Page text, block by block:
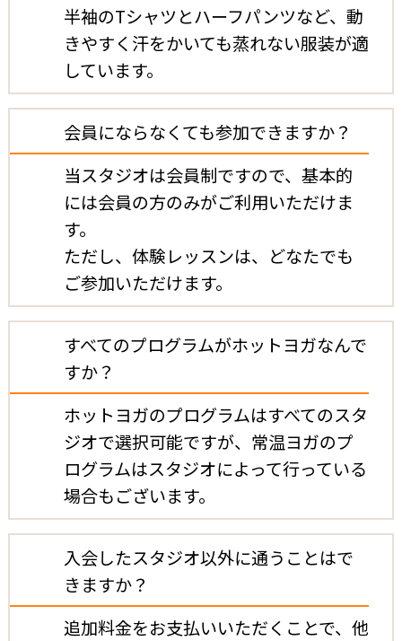
半袖のTシャツとハーフパンツなど、動
きやすく汗をかいても蒸れない服装が適
しています。
会員にならなくても参加できますか？
当スタジオは会員制ですので、基本的
には会員の方のみがご利用いただけま
す。
ただし、体験レッスンは、どなたでも
ご参加いただけます。
すべてのプログラムがホットヨガなんで
すか？
ホットヨガのプログラムはすべてのスタ
ジオで選択可能ですが、 常温ヨガのプ
ログラムはスタジオによって行っている
場合もございます。
入会したスタジオ以外に通うことはで
きますか？
追加料金をお支払いいただくことで、他